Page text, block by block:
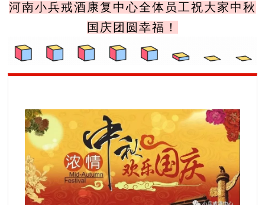
河南小兵戒酒康复中心全体 员工祝大家中秋
国庆团圆幸福！